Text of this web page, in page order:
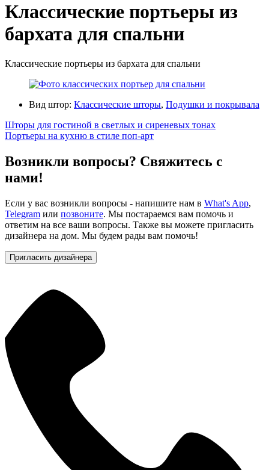
Классические портьеры из
бархата для спальни
Классические портьеры из бархата для спальни
Вид штор: Классические шторы, Подушки и покрывала
Шторы для гостиной в светлых и сиреневых тонах
Портьеры на кухню в стиле поп-арт
Возникли вопросы? Свяжитесь с
нами!
Если у вас возникли вопросы - напишите нам в What's App,
Telegram или позвоните. Мы постараемся вам помочь и
ответим на все ваши вопросы. Также вы можете пригласить
дизайнера на дом. Мы будем рады вам помочь!
Пригласить дизайнера